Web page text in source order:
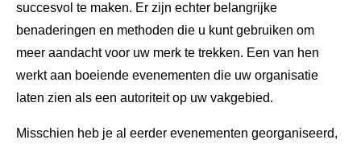
succesvol te maken. Er zijn echter belangrijke
benaderingen en methoden die u kunt gebruiken om
meer aandacht voor uw merk te trekken. Een van hen
werkt aan boeiende evenementen die uw organisatie
laten zien als een autoriteit op uw vakgebied.
Misschien heb je al eerder evenementen georganiseerd,